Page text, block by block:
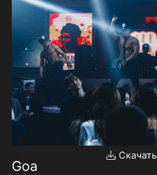
Скачать
Goa